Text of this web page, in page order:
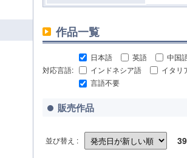
作品一覧
対応言語:
日本語 英語
中国
インドネシア語
イタリ
言語不要
販売作品
並び替え : 39